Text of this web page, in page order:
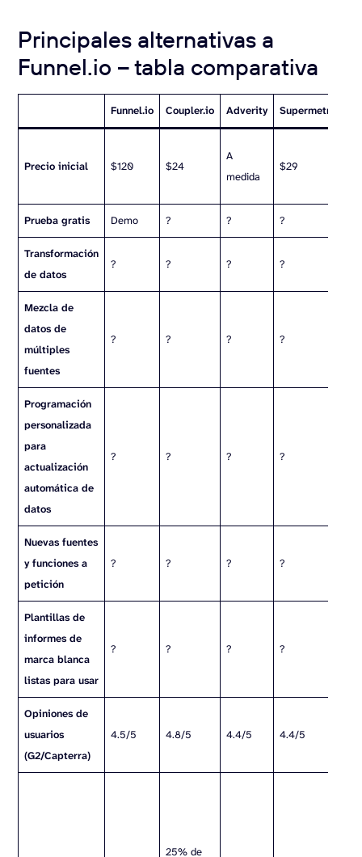
Principales alternativas a
Funnel.io – tabla comparativa
Funnel.io Coupler.io Adverity Supermetrics
Precio inicial $120 $24
A
medida
$29
Prueba gratis Demo ? ? ?
Transformación
de datos
? ? ? ?
Mezcla de
datos de
múltiples
fuentes
? ? ? ?
Programación
personalizada
para
actualización
automática de
datos
? ? ? ?
Nuevas fuentes
y funciones a
petición
? ? ? ?
Plantillas de
informes de
marca blanca
listas para usar
? ? ? ?
Opiniones de
usuarios
(G2/Capterra)
4.5/5 4.8/5 4.4/5 4.4/5
25% de